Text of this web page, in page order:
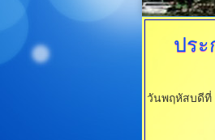
ประ
วันพฤหัสบดีที่